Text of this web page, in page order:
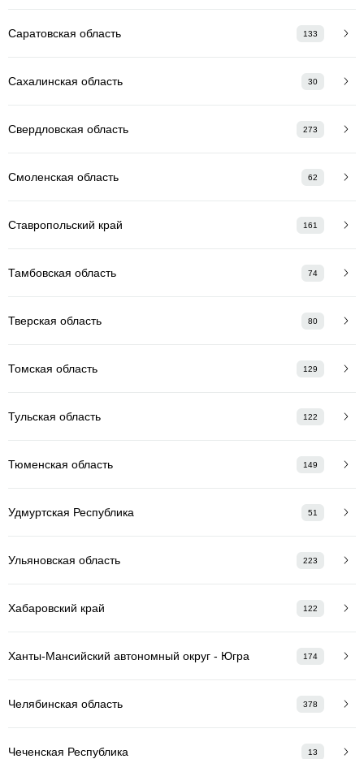
Саратовская область 133
Сахалинская область 30
Свердловская область 273
Смоленская область 62
Ставропольский край 161
Тамбовская область 74
Тверская область 80
Томская область 129
Тульская область 122
Тюменская область 149
Удмуртская Республика 51
Ульяновская область 223
Хабаровский край 122
Ханты-Мансийский автономный округ - Югра 174
Челябинская область 378
Чеченская Республика 13